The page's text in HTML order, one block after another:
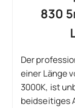
830
Der
einer Länge
3000K, ist
beidseitiges